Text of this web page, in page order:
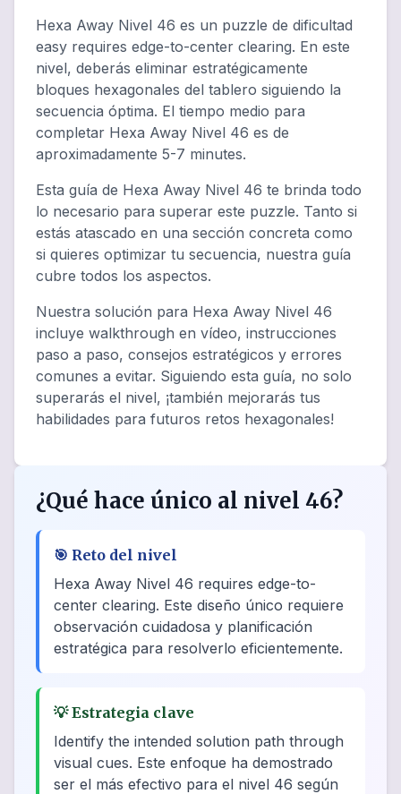
Hexa Away Nivel 46 es un puzzle de dificultad
easy requires edge-to-center clearing. En este
nivel, deberás eliminar estratégicamente
bloques hexagonales del tablero siguiendo la
secuencia óptima. El tiempo medio para
completar Hexa Away Nivel 46 es de
aproximadamente 5-7 minutes.
Esta guía de Hexa Away Nivel 46 te brinda todo
lo necesario para superar este puzzle. Tanto si
estás atascado en una sección concreta como
si quieres optimizar tu secuencia, nuestra guía
cubre todos los aspectos.
Nuestra solución para Hexa Away Nivel 46
incluye walkthrough en vídeo, instrucciones
paso a paso, consejos estratégicos y errores
comunes a evitar. Siguiendo esta guía, no solo
superarás el nivel, ¡también mejorarás tus
habilidades para futuros retos hexagonales!
¿Qué hace único al nivel 46?
🎯 Reto del nivel
Hexa Away Nivel 46 requires edge-to-
center clearing. Este diseño único requiere
observación cuidadosa y planificación
estratégica para resolverlo eficientemente.
💡Estrategia clave
Identify the intended solution path through
visual cues. Este enfoque ha demostrado
ser el más efectivo para el nivel 46 según